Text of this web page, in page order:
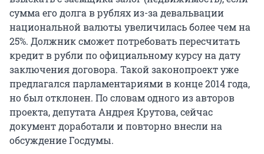
сумма его долга в рублях из-за девальвации
национальной валюты увеличилась более чем на
25%. Должник сможет потребовать пересчитать
кредит в рубли по официальному курсу на дату
заключения договора. Такой законопроект уже
предлагался парламентариями в конце 2014 года,
но был отклонен. По словам одного из авторов
проекта, депутата Андрея Крутова, сейчас
документ доработали и повторно внесли на
обсуждение Госдумы.